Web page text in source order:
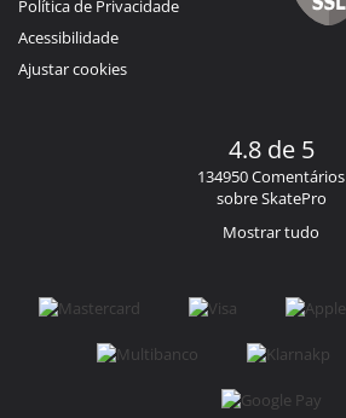
Política de Privacidade
Acessibilidade
Ajustar cookies
4.8 de 5
134950 Comentários
sobre SkatePro
Mostrar tudo